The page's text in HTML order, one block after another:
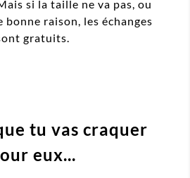
si la taille ne va pas, ou
raison, les échanges
gratuits.
tu vas craquer
eux...